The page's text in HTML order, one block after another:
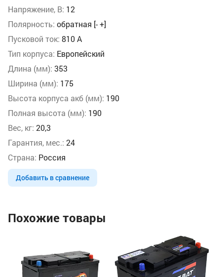
Напряжение, В: 12
Полярность: обратная [- +]
Пусковой ток: 810 А
Тип корпуса: Европейский
Длина (мм): 353
Ширина (мм): 175
Высота корпуса акб (мм): 190
Полная высота (мм): 190
Вес, кг: 20,3
Гарантия, мес.: 24
Страна: Россия
Добавить в сравнение
Похожие товары